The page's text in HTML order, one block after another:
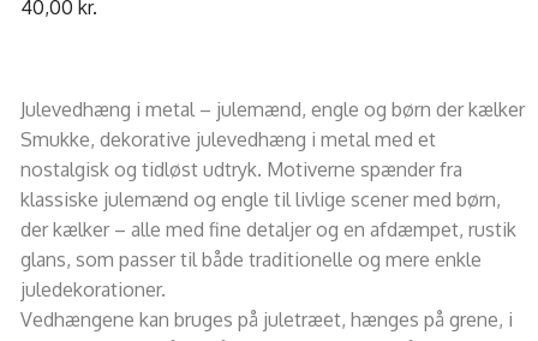
40,00 kr.
Julevedhæng i metal – julemænd, engle og børn der kælker
Smukke, dekorative julevedhæng i metal med et
nostalgisk og tidløst udtryk. Motiverne spænder fra
klassiske julemænd og engle til livlige scener med børn,
der kælker – alle med fine detaljer og en afdæmpet, rustik
glans, som passer til både traditionelle og mere enkle
juledekorationer.
Vedhængene kan bruges på juletræet, hænges på grene, i